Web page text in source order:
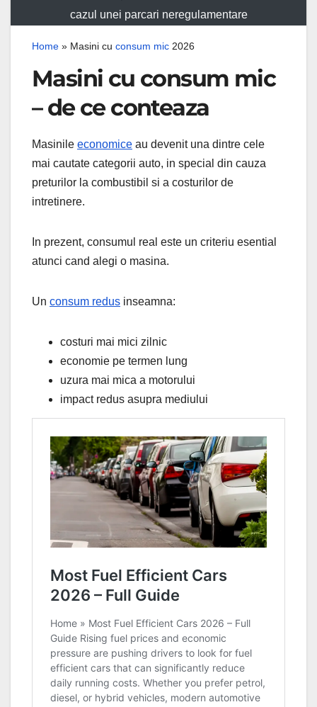
cazul unei parcari neregulamentare
Home » Masini cu consum mic 2026
Masini cu consum mic
– de ce conteaza
Masinile economice au devenit una dintre cele
mai cautate categorii auto, in special din cauza
preturilor la combustibil si a costurilor de
intretinere.
In prezent, consumul real este un criteriu esential
atunci cand alegi o masina.
Un consum redus inseamna:
costuri mai mici zilnic
economie pe termen lung
uzura mai mica a motorului
impact redus asupra mediului